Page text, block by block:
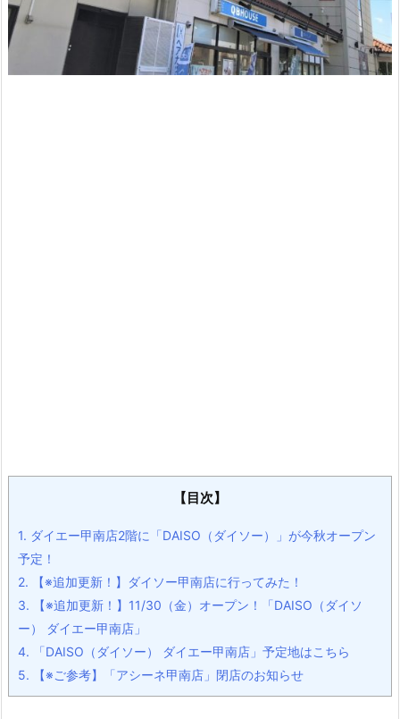
【目次】
1. ダイエー甲南店2階に「DAISO（ダイソー）」が今秋オープン
予定！
2. 【※追加更新！】ダイソー甲南店に行ってみた！
3. 【※追加更新！】11/30（金）オープン！「DAISO（ダイソ
ー） ダイエー甲南店」
4. 「DAISO（ダイソー） ダイエー甲南店」予定地はこちら
5. 【※ご参考】「アシーネ甲南店」閉店のお知らせ